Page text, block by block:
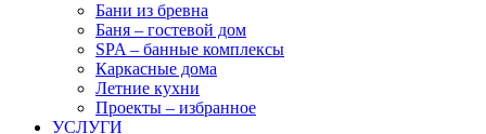
Бани из бревна
Баня – гостевой дом
SPA – банные комплексы
Каркасные дома
Летние кухни
Проекты – избранное
УСЛУГИ